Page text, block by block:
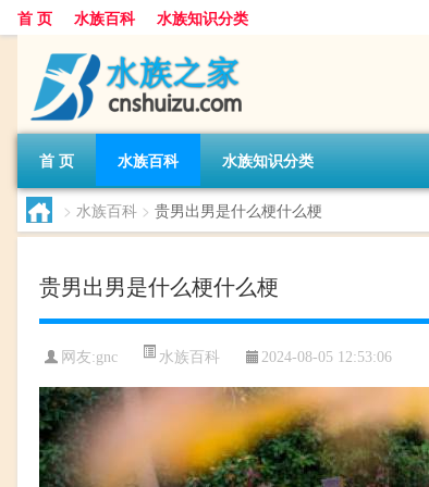
首 页 水族百科 水族知识分类
首 页 水族百科 水族知识分类
> 水族百科 > 贵男出男是什么梗什么梗
贵男出男是什么梗什么梗
网友:gnc 水族百科 2024-08-05 12:53:06